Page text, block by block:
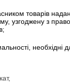
товарів
узгоджену з
необхідні